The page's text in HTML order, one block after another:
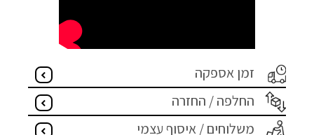
זמן אספקה
החלפה / החזרה
משלוחים / איסוף עצמי